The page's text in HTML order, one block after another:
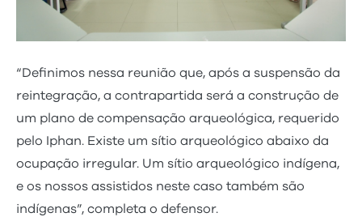
“Definimos nessa reunião que, após a suspensão da
reintegração, a contrapartida será a construção de
um plano de compensação arqueológica, requerido
pelo Iphan. Existe um sítio arqueológico abaixo da
ocupação irregular. Um sítio arqueológico indígena,
e os nossos assistidos neste caso também são
indígenas”, completa o defensor.